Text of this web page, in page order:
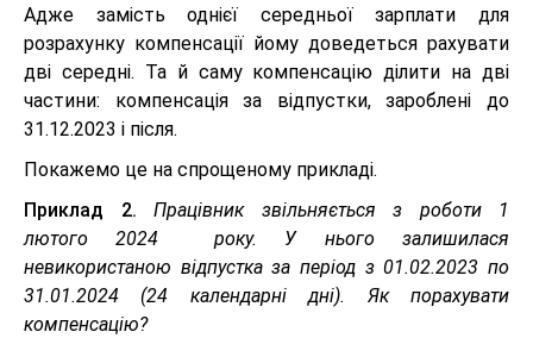
Адже замість однієї середньої зарплати для
розрахунку компенсації йому доведеться рахувати
дві середні. Та й саму компенсацію ділити на дві
частини: компенсація за відпустки, зароблені до
31.12.2023 і після.
Покажемо це на спрощеному прикладі.
Приклад 2. Працівник звільняється з роботи 1
лютого 2024 року. У нього залишилася
невикористаною відпустка за період з 01.02.2023 по
31.01.2024 (24 календарні дні). Як порахувати
компенсацію?